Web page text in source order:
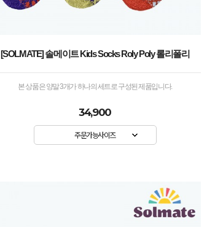
[SOLMATE] 솔메이트 Kids Socks Roly Poly 롤리폴리
본 상품은 양말 3개가 하나의 세트로 구성된 제품입니다.
34,900
주문가능사이즈